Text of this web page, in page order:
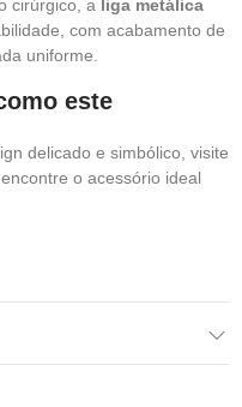
cirúrgico, a
liga metálica
com acabamento de
uniforme.
este
delicado e simbólico, visite
o acessório ideal